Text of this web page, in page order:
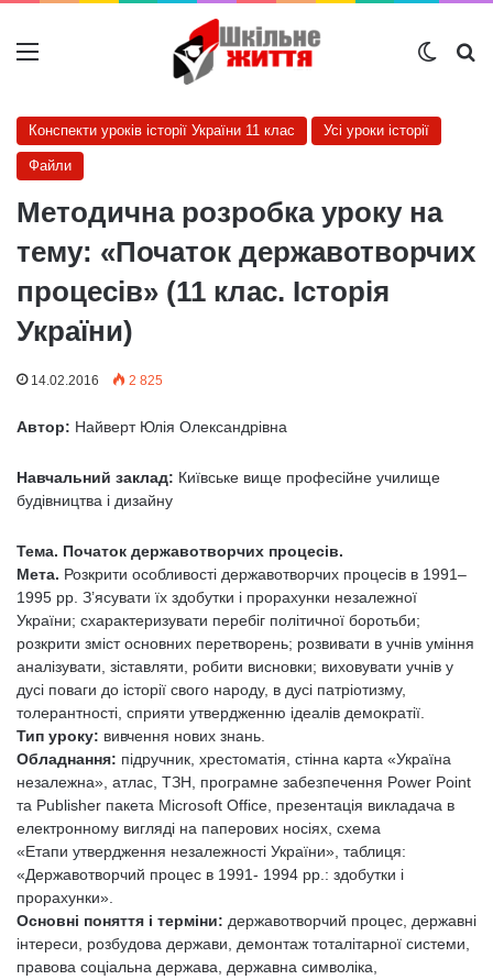
Меню
Конспекти уроків історії України 11 клас Усі уроки історії
Файли
Методична розробка уроку на
тему: «Початок державотворчих
процесів» (11 клас. Історія
України)
14.02.2016 2 825
Автор: Найверт Юлія Олександрівна
Навчальний заклад: Київське вище професійне училище
будівництва і дизайну
Тема. Початок державотворчих процесів.
Мета. Розкрити особливості державотворчих процесів в 1991–
1995 рр. З’ясувати їх здобутки і прорахунки незалежної
України; схарактеризувати перебіг політичної боротьби;
розкрити зміст основних перетворень; розвивати в учнів уміння
аналізувати, зіставляти, робити висновки; виховувати учнів у
дусі поваги до історії свого народу, в дусі патріотизму,
толерантності, сприяти утвердженню ідеалів демократії.
Тип уроку: вивчення нових знань.
Обладнання: підручник, хрестоматія, стінна карта «Україна
незалежна», атлас, ТЗН, програмне забезпечення Power Point
та Publisher пакета Microsoft Office, презентація викладача в
електронному вигляді на паперових носіях, схема
«Етапи утвердження незалежності України», таблиця:
«Державотворчий процес в 1991- 1994 pp.: здобутки і
прорахунки».
Основні поняття і терміни: державотворчий процес, державні
інтереси, розбудова держави, демонтаж тоталітарної системи,
правова соціальна держава, державна символіка,